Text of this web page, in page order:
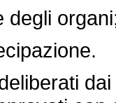
dai